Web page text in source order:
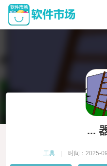
...
工具 时间：2025-